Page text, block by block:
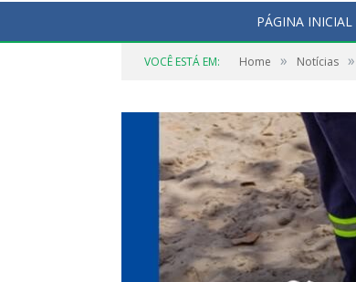
PÁGINA INICIAL
VOCÊ ESTÁ EM: Home » Notícias »